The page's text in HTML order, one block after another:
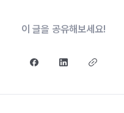
이 글을 공유해보세요!